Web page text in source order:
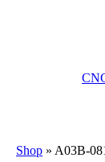
Shop » A03B-